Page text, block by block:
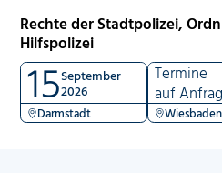
Rechte der Stadtpolizei,
Hilfspolizei
15September
2026
Darmstadt
Termine
auf
Wiesbaden